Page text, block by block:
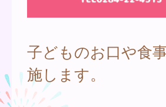
子どものお口や食
施します。